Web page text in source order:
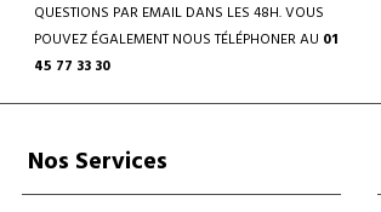
QUESTIONS PAR EMAIL DANS LES 48H. VOUS
POUVEZ ÉGALEMENT NOUS TÉLÉPHONER AU 01
45 77 33 30
Nos Services